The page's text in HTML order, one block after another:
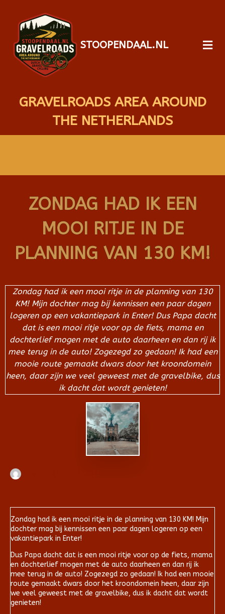
STOOPENDAAL.NL
GRAVELROADS AREA AROUND
THE NETHERLANDS
ZONDAG HAD IK EEN
MOOI RITJE IN DE
PLANNING VAN 130 KM!
Zondag had ik een mooi ritje in de planning van 130
KM! Mijn dochter mag bij kennissen een paar dagen
logeren op een vakantiepark in Enter! Dus Papa dacht
dat is een mooi ritje voor op de fiets, mama en
dochterlief mogen met de auto daarheen en dan rij ik
mee terug in de auto! Zogezegd zo gedaan! Ik had een
mooie route gemaakt dwars door het kroondomein
heen, daar zijn we veel geweest met de gravelbike, dus
ik dacht dat wordt genieten!
Zondag had ik een mooi ritje in de planning van 130 KM! Mijn
dochter mag bij kennissen een paar dagen logeren op een
vakantiepark in Enter!
Dus Papa dacht dat is een mooi ritje voor op de fiets, mama
en dochterlief mogen met de auto daarheen en dan rij ik
mee terug in de auto! Zogezegd zo gedaan! Ik had een mooie
route gemaakt dwars door het kroondomein heen, daar zijn
we veel geweest met de gravelbike, dus ik dacht dat wordt
genieten!